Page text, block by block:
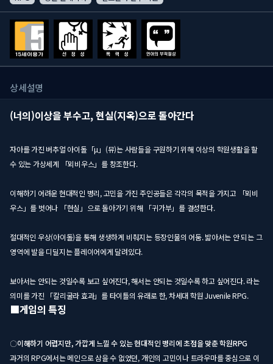
상세설명
(너의)이상을 부수고, 현실(지옥)으로 돌아간다
자아를 가진 버추얼 아이돌「μ」(뮤)는 사람들을 구원하기 위해 이상의 학원생활을 할
수 있는 가상세계 「뫼비우스」를 창조한다.
이해하기 어려운 현대적인 병리, 고민을 가진 주인공들은 각각의 목적을 가지고 「뫼비
우스」를 벗어나 「현실」으로 돌아가기 위해 「귀가부」를 결성한다.
절대적인 우상(아이돌)을 통해 생생하게 비춰지는 등장인물의 어둠. 밟아서는 안 되는 그
영역에 발을 디딜지는 플레이어에게 달려있다.
보아서는 안되는 것일수록 보고 싶어진다, 해서는 안되는 것일수록 하고 싶어진다. 라는
의미를 가진 「칼리굴라 효과」를 타이틀의 유래로 한, 차세대 학원 Juvenile RPG.
■게임의 특징
〇이해하기 어렵지만, 가깝게 느낄 수 있는 현대적인 병리에 초점을 맞춘 학원RPG
과거의 RPG에서는 메인으로 삼을 수 없었던, 개인의 고민이나 트라우마를 중심으로 이